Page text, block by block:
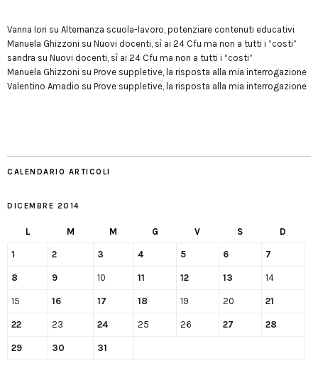
Vanna Iori su Alternanza scuola-lavoro, potenziare contenuti educativi
Manuela Ghizzoni su Nuovi docenti, sì ai 24 Cfu ma non a tutti i “costi”
sandra su Nuovi docenti, sì ai 24 Cfu ma non a tutti i “costi”
Manuela Ghizzoni su Prove suppletive, la risposta alla mia interrogazione
Valentino Amadio su Prove suppletive, la risposta alla mia interrogazione
CALENDARIO ARTICOLI
DICEMBRE 2014
L M M G V S D
1 2 3 4 5 6 7
8 9 10 11 12 13 14
15 16 17 18 19 20 21
22 23 24 25 26 27 28
29 30 31